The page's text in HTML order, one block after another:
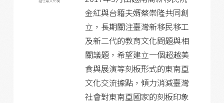
金紅與台籍夫婿蔡崇隆共同創
立，長期關注臺灣新移民移工
及新二代的教育文化問題與相
關議題，希望建立一個超越美
食與展演等刻板形式的東南亞
文化交流據點，傾力消減臺灣
社會對東南亞國家的刻板印象